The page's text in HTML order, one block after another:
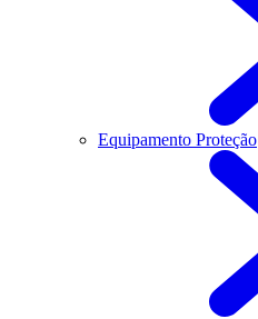
Equipamento Proteção